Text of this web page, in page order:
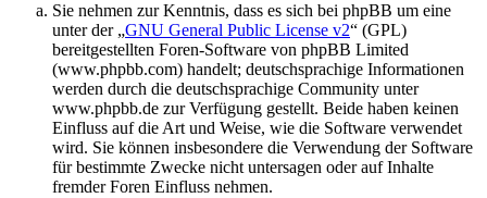
Sie nehmen zur Kenntnis, dass es sich bei phpBB um eine
unter der „GNU General Public License v2“ (GPL)
bereitgestellten Foren-Software von phpBB Limited
(www.phpbb.com) handelt; deutschsprachige Informationen
werden durch die deutschsprachige Community unter
www.phpbb.de zur Verfügung gestellt. Beide haben keinen
Einfluss auf die Art und Weise, wie die Software verwendet
wird. Sie können insbesondere die Verwendung der Software
für bestimmte Zwecke nicht untersagen oder auf Inhalte
fremder Foren Einfluss nehmen.